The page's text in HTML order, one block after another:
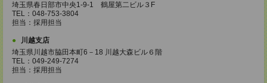
埼玉県春日部市中央1-9-1 鶴屋第二ビル３F
TEL：048-753-3804
担当：採用担当
川越支店
埼玉県川越市脇田本町6－18 川越大森ビル６階
TEL：049-249-7274
担当：採用担当